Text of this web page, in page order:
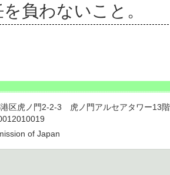
負わないこと。
区虎ノ門2-2-3 虎ノ門アルセアタワー13
of Japan